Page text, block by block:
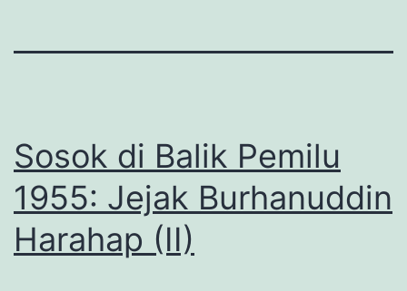
Sosok di Balik Pemilu
1955: Jejak Burhanuddin
Harahap (II)